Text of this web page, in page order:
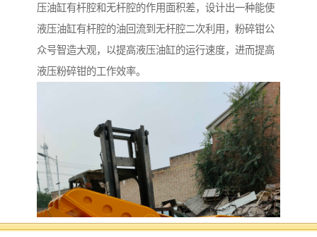
压油缸有杆腔和无杆腔的作用面积差，设计出一种能使
液压油缸有杆腔的油回流到无杆腔二次利用，粉碎钳公
众号智造大观，以提高液压油缸的运行速度，进而提高
液压粉碎钳的工作效率。